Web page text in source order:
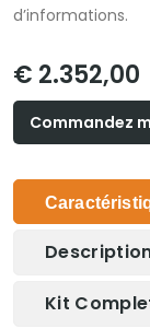
d’informations.
€ 2.352,00
Commandez
Kit